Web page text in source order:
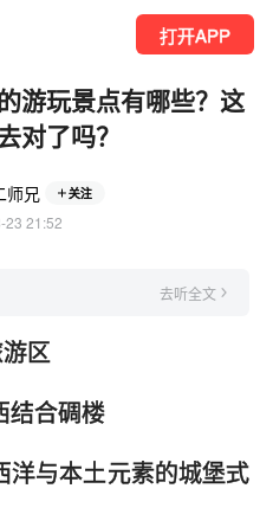
打开APP
玩景点有哪些？这
对了吗？
师兄 关注
23 21:52
去听全文
游区
结合碉楼
洋与本土元素的城堡式